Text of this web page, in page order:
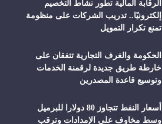
الرقابة المالية تطور نشاط التخصيم
إلكترونيًا.. تدريب الشركات على منظومة
تمنع تكرار التمويل
الحكومة والغرف التجارية تتفقان على
خارطة طريق جديدة لرقمنة الخدمات
وتوسيع قاعدة المصدرين
أسعار النفط تتجاوز 80 دولارا للبرميل
وسط مخاوف على الإمدادات وترقب